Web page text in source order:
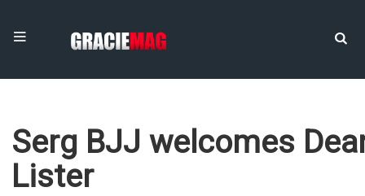
Serg BJJ welcomes
Lister